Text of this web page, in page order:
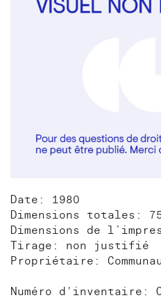
Date: 1980
Dimensions totales:
Dimensions de
Tirage: non justifié
Propriétaire:
Numéro d'inventaire: